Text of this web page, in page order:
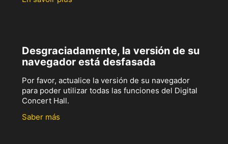
Desgraciadamente, la versión de su
navegador está desfasada
Por favor, actualice la versión de su navegador
para poder utilizar todas las funciones del Digital
Concert Hall.
Saber más